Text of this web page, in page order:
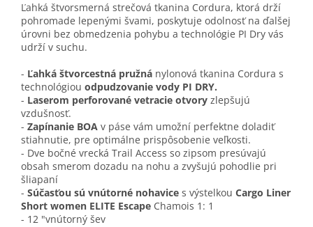
Ľahká štvorsmerná strečová tkanina Cordura, ktorá drží
pohromade lepenými švami, poskytuje odolnosť na ďalšej
úrovni bez obmedzenia pohybu a technológie PI Dry vás
udrží v suchu.
- Ľahká štvorcestná pružná nylonová tkanina Cordura s
technológiou odpudzovanie vody PI DRY.
- Laserom perforované vetracie otvory zlepšujú
vzdušnosť.
- Zapínanie BOA v páse vám umožní perfektne doladiť
stiahnutie, pre optimálne prispôsobenie veľkosti.
- Dve bočné vrecká Trail Access so zipsom presúvajú
obsah smerom dozadu na nohu a zvyšujú pohodlie pri
šliapaní
- Súčasťou sú vnútorné nohavice s výstelkou Cargo Liner
Short women ELITE Escape Chamois 1: 1
- 12 "vnútorný šev